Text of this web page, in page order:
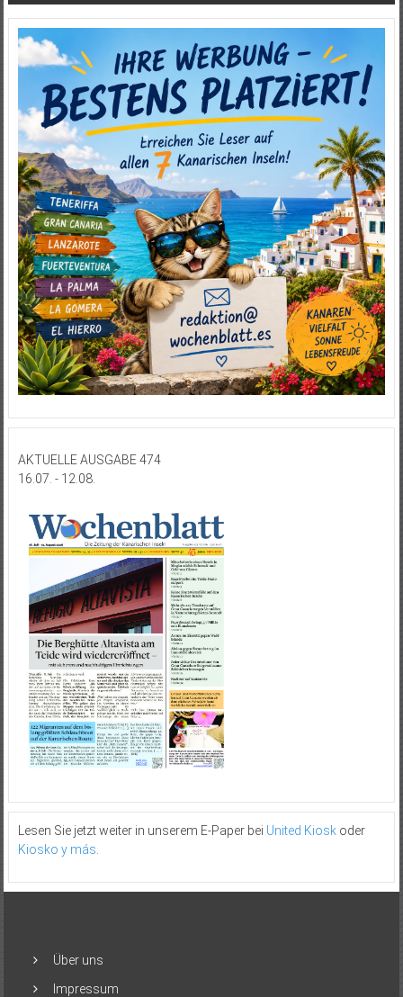
AKTUELLE AUSGABE 474
16.07. - 12.08.
Lesen Sie jetzt weiter in unserem E-Paper bei United Kioskoder
Kiosko y más
Über uns
Impressum